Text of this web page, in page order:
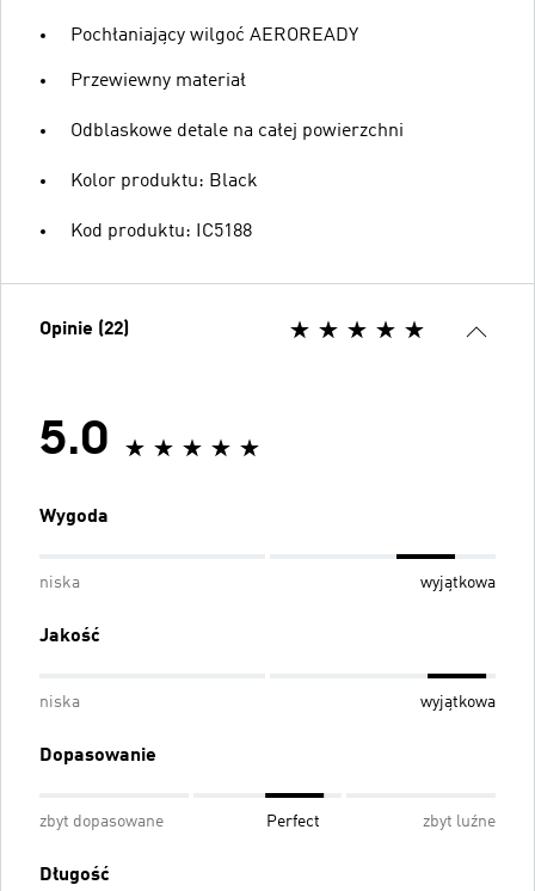
Pochłaniający wilgoć AEROREADY
Przewiewny materiał
Odblaskowe detale na całej powierzchni
Kolor produktu: Black
Kod produktu: IC5188
Opinie (22)
5.0
Wygoda
niska wyjątkowa
Jakość
niska wyjątkowa
Dopasowanie
zbyt dopasowane Perfect zbyt luźne
Długość